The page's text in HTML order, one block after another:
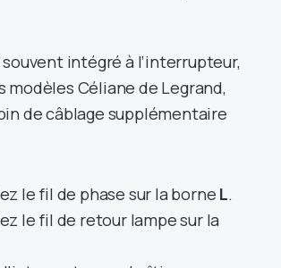
intégré à l’interrupteur,
modèles Céliane de Legrand,
de câblage supplémentaire
le fil de phase sur la borne L.
le fil de retour lampe sur la